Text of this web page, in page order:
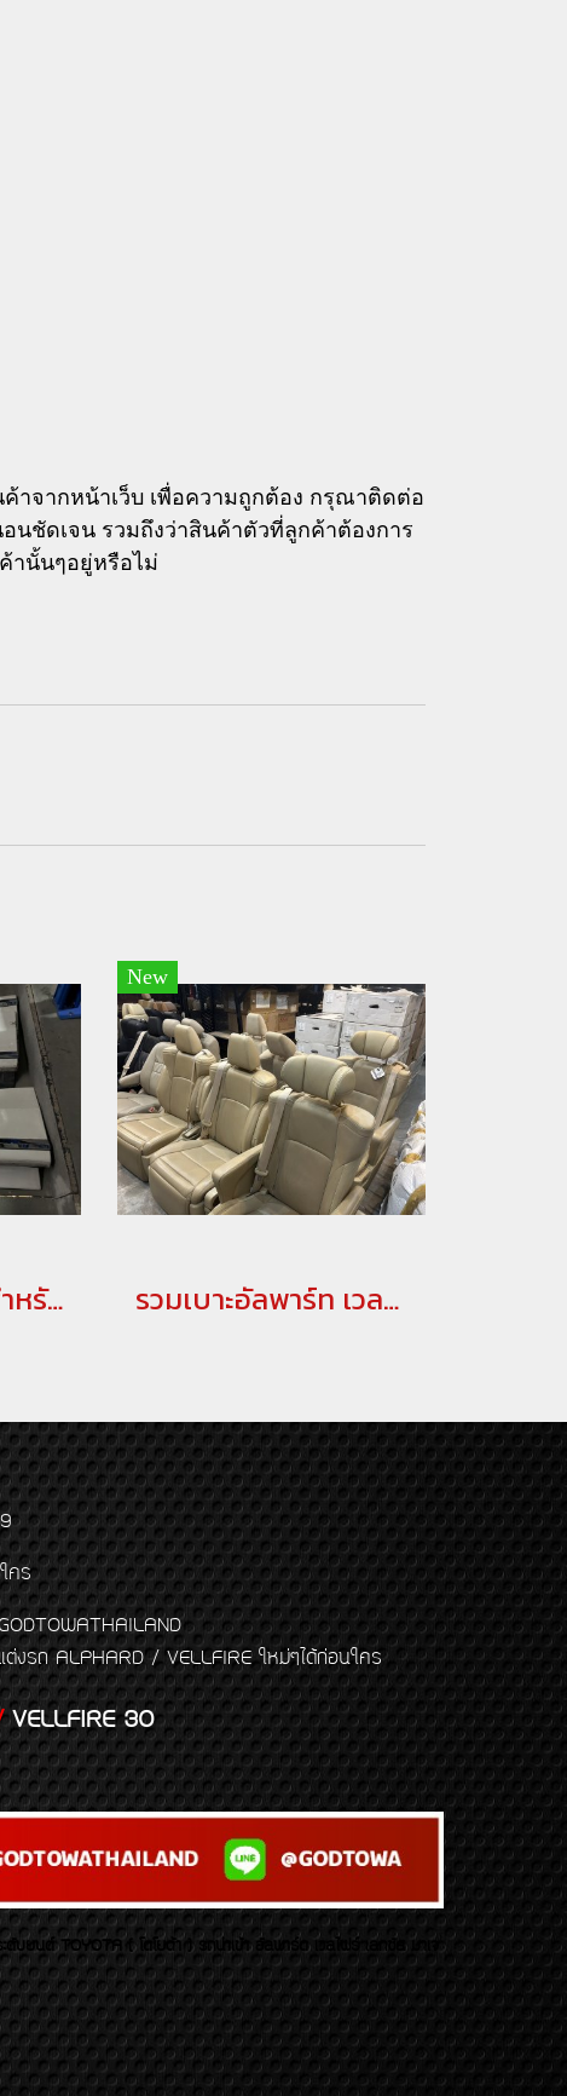
าจากหน้าเว็บ เพื่อความถูกต้อง กรุณาติดต่อ
ชัดเจน รวมถึงว่าสินค้าตัวที่ลูกค้าต้องการ
านั้นๆอยู่หรือไม่
กาบข้างมือสอง สำหรับ ALPHARD/VELLFIRE 20,30
New
รวมเบาะอัลพาร์ท เวลไฟร์ มือสอง อัพเดทล่าสุด
คร
ต่งรถ ALPHARD / VELLFIRE ใหม่ๆได้ก่อนใคร
VELLFIRE 30
ยนต์ TOYOTA ( โตโยต้า ) รถนำเข้า อัลพาร์ด เวลไฟร์ เลกซัส มาเจ